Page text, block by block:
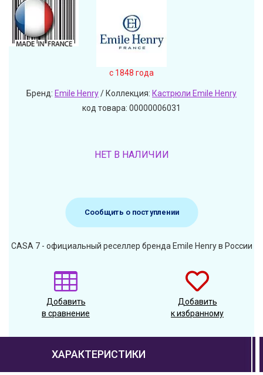
c 1848 года
Бренд: Emile Henry/ Коллекция: Кастрюли Emile Henry
код товара: 00000006031
НЕТ В НАЛИЧИИ
Сообщить о поступлении
CASA 7 - официальный реселлер бренда Emile Henry в России
Добавить
в сравнение
Добавить
к избранному
ХАРАКТЕРИСТИКИ